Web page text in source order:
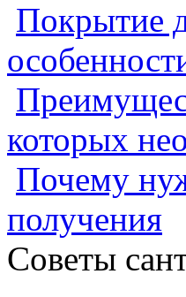
Покрытие
которых
Почему
получения
Советы